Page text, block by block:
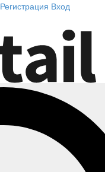
Регистрация Вход